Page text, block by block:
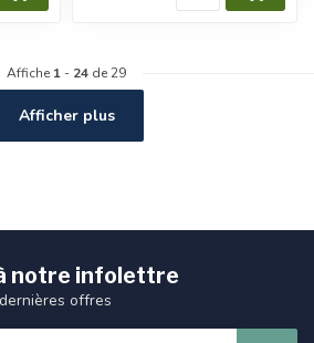
Affiche 1 - 24 de 29
Afficher plus
notre infolettre
offres